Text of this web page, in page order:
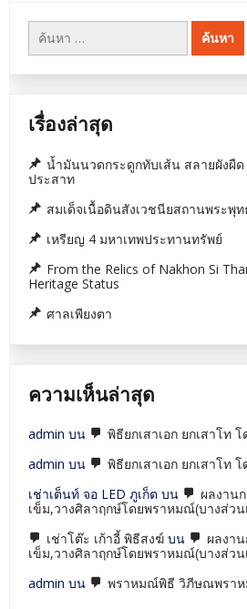
ค้นหา
สำหรับ:
เรื่องล่าสุด
น้ำมันนวดกระดูกทับเส้น สลายผังผื
ประสาท
สมเด็จเนื้อดินสังเวชนียสถานพระพุท
เหรียญ 4 มหาเทพประทานทรัพย์
From the Relics of Nakhon Si
Heritage Status
ศาลเพียงตา
ความเห็นล่าสุด
admin บน
พิธียกเสาเอก ยกเสาโท
admin บน
พิธียกเสาเอก ยกเสาโท
เช่าเต็นท์ จอ LED ภูเก็ต บน
ผลงานก
เข็ม,วางศิลาฤกษ์โดยพราหมณ์(บางส่ว
เช่าโต๊ะ เก้าอี้ พิธีสงฆ์ บน
ผลงาน
เข็ม,วางศิลาฤกษ์โดยพราหมณ์(บางส่ว
admin บน พราหมณ์พิธี วิภีษณพรา